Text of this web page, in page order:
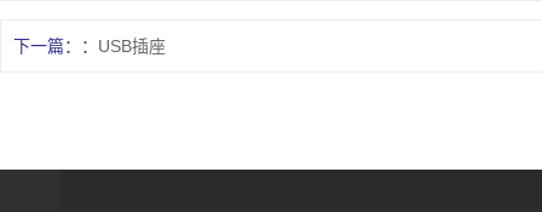
下一篇： USB插座